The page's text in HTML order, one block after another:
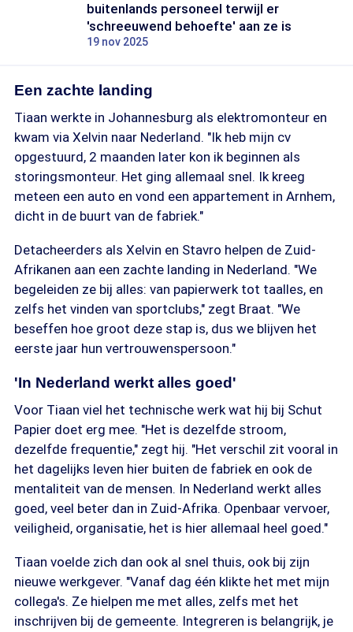
buitenlands personeel terwijl er
'schreeuwend behoefte' aan ze is
19 nov 2025
Een zachte landing
Tiaan werkte in Johannesburg als elektromonteur en
kwam via Xelvin naar Nederland. "Ik heb mijn cv
opgestuurd, 2 maanden later kon ik beginnen als
storingsmonteur. Het ging allemaal snel. Ik kreeg
meteen een auto en vond een appartement in Arnhem,
dicht in de buurt van de fabriek."
Detacheerders als Xelvin en Stavro helpen de Zuid-
Afrikanen aan een zachte landing in Nederland. "We
begeleiden ze bij alles: van papierwerk tot taalles, en
zelfs het vinden van sportclubs," zegt Braat. "We
beseffen hoe groot deze stap is, dus we blijven het
eerste jaar hun vertrouwenspersoon."
'In Nederland werkt alles goed'
Voor Tiaan viel het technische werk wat hij bij Schut
Papier doet erg mee. "Het is dezelfde stroom,
dezelfde frequentie," zegt hij. "Het verschil zit vooral in
het dagelijks leven hier buiten de fabriek en ook de
mentaliteit van de mensen. In Nederland werkt alles
goed, veel beter dan in Zuid-Afrika. Openbaar vervoer,
veiligheid, organisatie, het is hier allemaal heel goed."
Tiaan voelde zich dan ook al snel thuis, ook bij zijn
nieuwe werkgever. "Vanaf dag één klikte het met mijn
collega's. Ze hielpen me met alles, zelfs met het
inschrijven bij de gemeente. Integreren is belangrijk, je